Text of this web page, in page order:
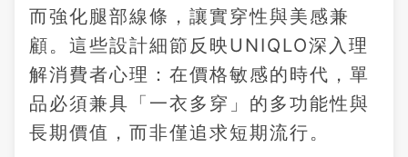
而強化腿部線條，讓實穿性與美感兼
顧。這些設計細節反映UNIQLO深入理
解消費者心理：在價格敏感的時代，單
品必須兼具「一衣多穿」的多功能性與
長期價值，而非僅追求短期流行。